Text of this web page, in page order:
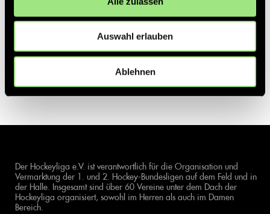
Auswahl erlauben
Ablehnen
Der Hockeyliga e.V. ist verantwortlich für die Organisation und
Vermarktung der 1. und 2. Hockey-Bundesligen auf dem Feld und in
der Halle. Insgesamt sind über 60 Vereine unter dem Dach der
Hockeyliga organisiert, sowohl im Herren als auch im Damen
Bereich.